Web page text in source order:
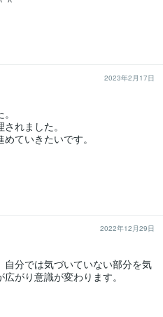
2023年2月17日
れました。
ていきたいです。
2022年12月29日
分では気づいていない部分を気
がり意識が変わります。